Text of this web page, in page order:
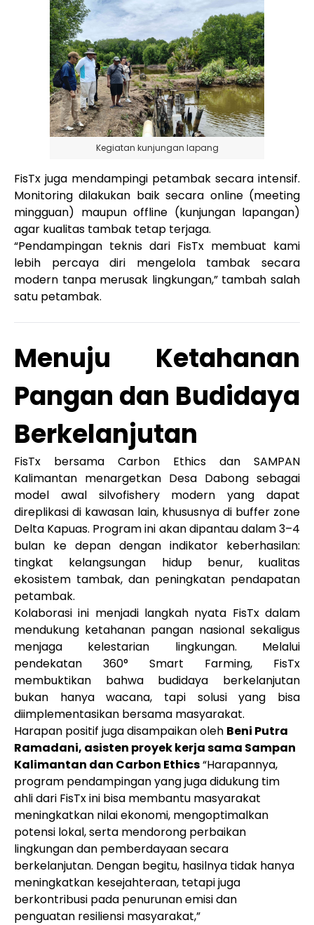
Kegiatan kunjungan lapang
FisTx juga mendampingi petambak secara intensif.
Monitoring dilakukan baik secara online (meeting
mingguan) maupun offline (kunjungan lapangan)
agar kualitas tambak tetap terjaga.
“Pendampingan teknis dari FisTx membuat kami
lebih percaya diri mengelola tambak secara
modern tanpa merusak lingkungan,” tambah salah
satu petambak.
Menuju Ketahanan
Pangan dan Budidaya
Berkelanjutan
FisTx bersama Carbon Ethics dan SAMPAN
Kalimantan menargetkan Desa Dabong sebagai
model awal silvofishery modern yang dapat
direplikasi di kawasan lain, khususnya di buffer zone
Delta Kapuas. Program ini akan dipantau dalam 3–4
bulan ke depan dengan indikator keberhasilan:
tingkat kelangsungan hidup benur, kualitas
ekosistem tambak, dan peningkatan pendapatan
petambak.
Kolaborasi ini menjadi langkah nyata FisTx dalam
mendukung ketahanan pangan nasional sekaligus
menjaga kelestarian lingkungan. Melalui
pendekatan 360° Smart Farming, FisTx
membuktikan bahwa budidaya berkelanjutan
bukan hanya wacana, tapi solusi yang bisa
diimplementasikan bersama masyarakat.
Harapan positif juga disampaikan oleh Beni Putra
Ramadani, asisten proyek kerja sama Sampan
Kalimantan dan Carbon Ethics“Harapannya,
program pendampingan yang juga didukung tim
ahli dari FisTx ini bisa membantu masyarakat
meningkatkan nilai ekonomi, mengoptimalkan
potensi lokal, serta mendorong perbaikan
lingkungan dan pemberdayaan secara
berkelanjutan. Dengan begitu, hasilnya tidak hanya
meningkatkan kesejahteraan, tetapi juga
berkontribusi pada penurunan emisi dan
penguatan resiliensi masyarakat,”